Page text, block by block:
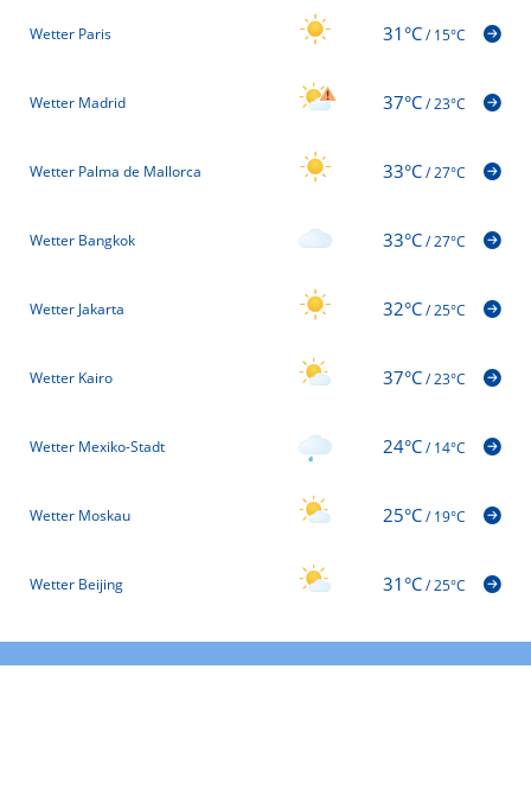
Wetter Paris 31°C/15°C
Wetter Madrid 37°C/23°C
Wetter Palma de Mallorca 33°C/27°C
Wetter Bangkok 33°C/27°C
Wetter Jakarta 32°C/25°C
Wetter Kairo 37°C/23°C
Wetter Mexiko-Stadt 24°C/14°C
Wetter Moskau 25°C/19°C
Wetter Beijing 31°C/25°C